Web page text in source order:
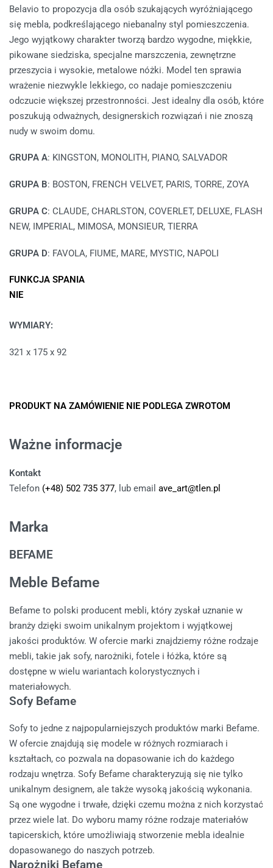
Belavio to propozycja dla osób szukających wyróżniającego
się mebla, podkreślającego niebanalny styl pomieszczenia.
Jego wyjątkowy charakter tworzą bardzo wygodne, miękkie,
pikowane siedziska, specjalne marszczenia, zewnętrzne
przeszycia i wysokie, metalowe nóżki. Model ten sprawia
wrażenie niezwykle lekkiego, co nadaje pomieszczeniu
odczucie większej przestronności. Jest idealny dla osób, które
poszukują odważnych, designerskich rozwiązań i nie znoszą
nudy w swoim domu.
GRUPA A: KINGSTON, MONOLITH, PIANO, SALVADOR
GRUPA B: BOSTON, FRENCH VELVET, PARIS, TORRE, ZOYA
GRUPA C: CLAUDE, CHARLSTON, COVERLET, DELUXE, FLASH
NEW, IMPERIAL, MIMOSA, MONSIEUR, TIERRA
GRUPA D: FAVOLA, FIUME, MARE, MYSTIC, NAPOLI
FUNKCJA SPANIA
NIE
WYMIARY:
321 x 175 x 92
PRODUKT NA ZAMÓWIENIE NIE PODLEGA ZWROTOM
Ważne informacje
Kontakt
Telefon (+48) 502 735 377, lub email ave_art@tlen.pl
Marka
BEFAME
Meble Befame
Befame to polski producent mebli, który zyskał uznanie w
branży dzięki swoim unikalnym projektom i wyjątkowej
jakości produktów. W ofercie marki znajdziemy różne rodzaje
mebli, takie jak sofy, narożniki, fotele i łóżka, które są
dostępne w wielu wariantach kolorystycznych i
materiałowych.
Sofy Befame
Sofy to jedne z najpopularniejszych produktów marki Befame.
W ofercie znajdują się modele w różnych rozmiarach i
kształtach, co pozwala na dopasowanie ich do każdego
rodzaju wnętrza. Sofy Befame charakteryzują się nie tylko
unikalnym designem, ale także wysoką jakością wykonania.
Są one wygodne i trwałe, dzięki czemu można z nich korzystać
przez wiele lat. Do wyboru mamy różne rodzaje materiałów
tapicerskich, które umożliwiają stworzenie mebla idealnie
dopasowanego do naszych potrzeb.
Narożniki Befame